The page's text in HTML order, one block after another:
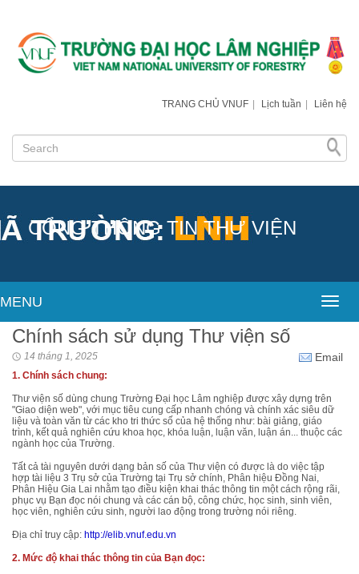
TRANG CHỦ VNUF | Lịch tuần | Liên hệ
CỔNG THÔNG TIN THƯ VIỆN
MENU
Chính sách sử dụng Thư viện số
14 tháng 1, 2025 Email
1. Chính sách chung:
Thư viện số dùng chung Trường Đại học Lâm nghiệp được xây dựng trên
"Giao diện web", với mục tiêu cung cấp nhanh chóng và chính xác siêu dữ
liệu và toàn văn từ các kho tri thức số của hệ thống như: bài giảng, giáo
trình, kết quả nghiên cứu khoa học, khóa luận, luận văn, luận án... thuộc các
ngành học của Trường.
Tất cả tài nguyên dưới dạng bản số của Thư viện có được là do việc tập
hợp tài liệu 3 Trụ sở của Trường tại Trụ sở chính, Phân hiệu Đồng Nai,
Phân Hiệu Gia Lai nhằm tạo điều kiện khai thác thông tin một cách rộng rãi,
phục vụ Bạn đọc nói chung và các cán bộ, công chức, học sinh, sinh viên,
học viên, nghiên cứu sinh, người lao động trong trường nói riêng.
Địa chỉ truy cập: http://elib.vnuf.edu.vn
2. Mức độ khai thác thông tin của Bạn đọc: